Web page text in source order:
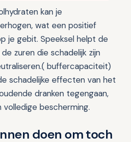
kan je
wat een positief
je gebit. Speeksel helpt de
zuren die schadelijk zijn
buffercapaciteit)
schadelijke effecten van het
dranken tegengaan,
bescherming.
doen om toch